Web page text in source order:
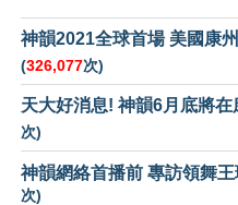
神韻2021全球首場 美國康
(326,077次)
天大好消息! 神韻6月底將在
次)
神韻網絡首播前 專訪領舞
次)